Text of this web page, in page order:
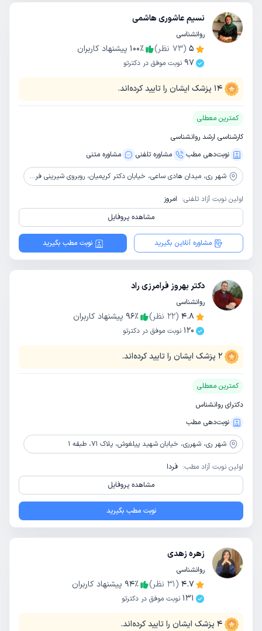
نسیم عاشوری هاشمی
روانشناسی
5
(
73 نظر) 100٪
پیشنهاد کاربران
97 نوبت موفق در دکترتو
14 پزشک ایشان را تایید کرده‌اند.
کمترین معطلی
کارشناسی ارشد روانشناسی
نوبت‌دهی مطب
مشاوره‌ تلفنی مشاوره‌ متنی
شهر ری، میدان هادی ساعی، خیابان دکتر کریمیان، روبروی شیرینی فروشی شهر آرا، مجتمع صدف، ورودی آ یک، طبقه 4، واحد 16
اولین نوبت آزاد تلفنی: امروز
مشاهده پروفایل
مشاوره آنلاین بگیرید نوبت مطب بگیرید
دکتر بهروز فرامرزی راد
روانشناسی
4.8
(
22 نظر) 96٪
پیشنهاد کاربران
120 نوبت موفق در دکترتو
2 پزشک ایشان را تایید کرده‌اند.
کمترین معطلی
دکترای روانشناس
نوبت‌دهی مطب
شهر ری، شهرری، خیابان شهید پیلغوش، پلاک 71، طبقه 1
اولین نوبت آزاد مطب: فردا
مشاهده پروفایل
نوبت مطب بگیرید
زهره زهدی
روانشناسی
4.7
(
31 نظر) 94٪
پیشنهاد کاربران
131 نوبت موفق در دکترتو
4 پزشک ایشان را تایید کرده‌اند.